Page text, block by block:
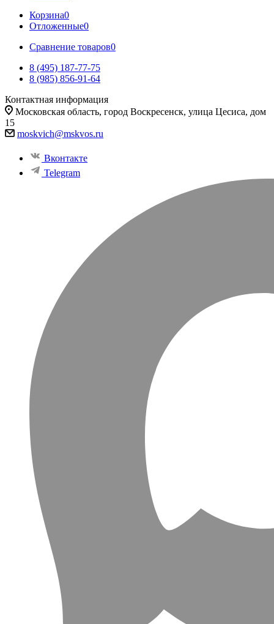
Корзина0
Отложенные0
Сравнение товаров0
8 (495) 187-77-75
8 (985) 856-91-64
Контактная информация
Московская область, город Воскресенск, улица Цесиса, дом
15
moskvich@mskvos.ru
Вконтакте
Telegram